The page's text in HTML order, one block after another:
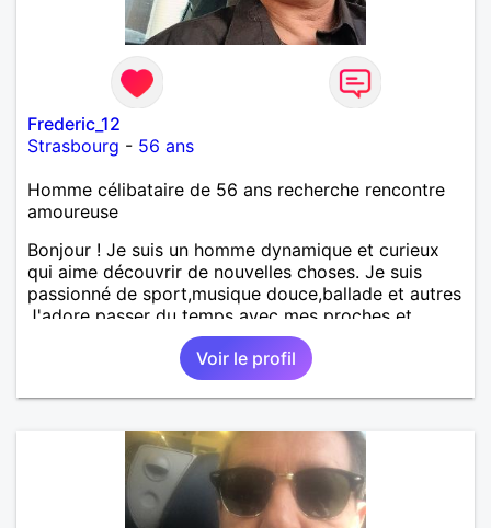
Frederic_12
Strasbourg - 56 ans
Homme célibataire de 56 ans recherche rencontre
amoureuse
Bonjour ! Je suis un homme dynamique et curieux
qui aime découvrir de nouvelles choses. Je suis
passionné de sport,musique douce,ballade et autres
J'adore passer du temps avec mes proches et
partager des moments inoubliables.
Voir le profil